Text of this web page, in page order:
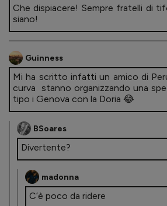
Che dispiacere! Sempre fratelli di
siano!
Guinness
Mi ha scritto infatti un amico di
curva stanno organizzando una
tipo i Genova con la Doria 😂
BSoares
Divertente?
madonna
C’è poco da ridere